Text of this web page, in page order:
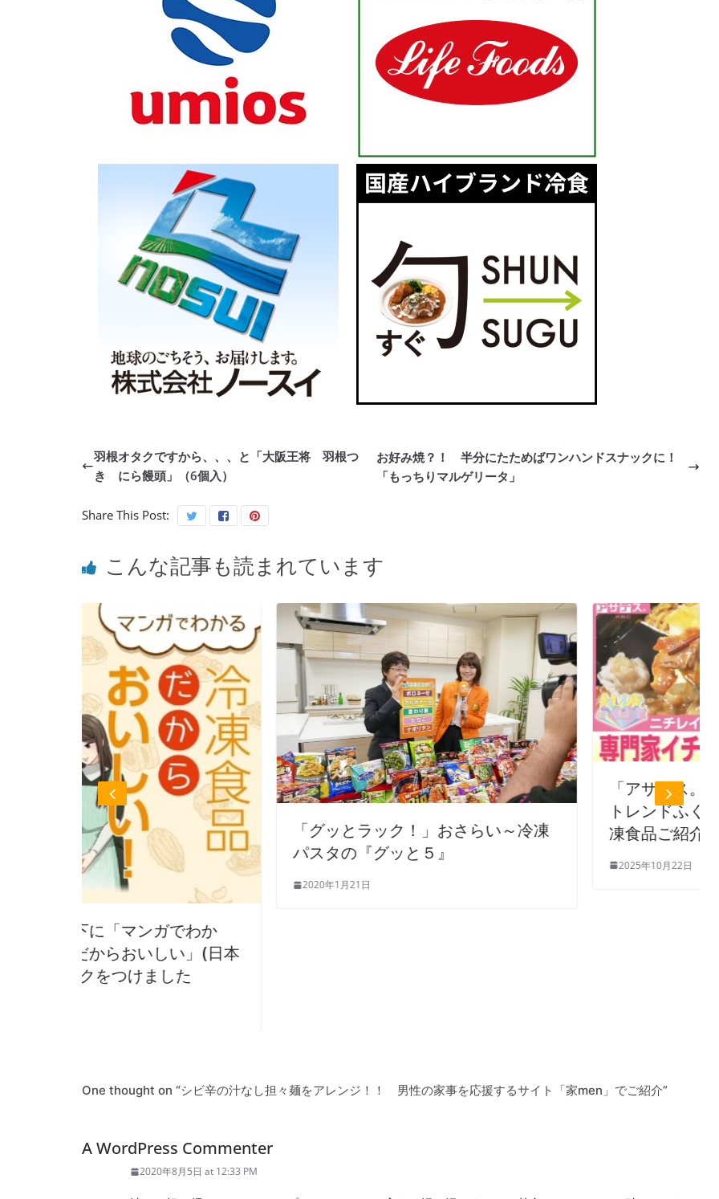
羽根オタクですから、、、と「大阪王将 羽根つ
き にら饅頭」（6個入）
お好み焼？！ 半分にたためばワンハンドスナックに！
「もっちりマルゲリータ」
Share This Post:
こんな記事も読まれています
「グッとラック！」おさらい～冷凍
パスタの『グッと５』
2020年1月21日
「アサデス。KBC」10月21日放送・
トレンドふくおかコーナーで新作冷
凍食品ご紹介第1弾
One thought on “シビ辛の汁なし担々麺をアレンジ！！ 男性の家事を応援するサイト「家men」でご紹介”
A WordPress Commenter
2020年8月5日 at 12:33 PM